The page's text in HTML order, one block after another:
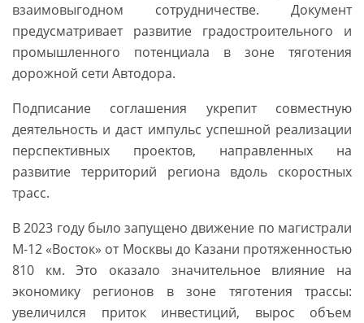
взаимовыгодном сотрудничестве. Документ
предусматривает развитие градостроительного и
промышленного потенциала в зоне тяготения
дорожной сети Автодора.
Подписание соглашения укрепит совместную
деятельность и даст импульс успешной реализации
перспективных проектов, направленных на
развитие территорий региона вдоль скоростных
трасс.
В 2023 году было запущено движение по магистрали
М-12 «Восток» от Москвы до Казани протяженностью
810 км. Это оказало значительное влияние на
экономику регионов в зоне тяготения трассы:
увеличился приток инвестиций, вырос объем